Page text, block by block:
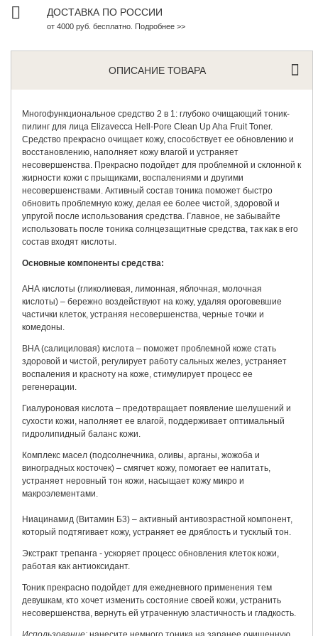
ДОСТАВКА ПО РОССИИ
от 4000 руб. бесплатно. Подробнее >>
ОПИСАНИЕ ТОВАРА
Многофункциональное средство 2 в 1: глубоко очищающийтоник-
пилинг для лица Elizavecca Hell-Pore Clean Up Aha Fruit Toner.
Средство прекрасно очищает кожу, способствует ее обновлению и
восстановлению, наполняет кожу влагой и устраняет
несовершенства. Прекрасно подойдет для проблемной и склонной к
жирности кожи с прыщиками, воспалениями и другими
несовершенствами. Активный состав тоника поможет быстро
обновить проблемную кожу, делая ее более чистой, здоровой и
упругой после использования средства. Главное, не забывайте
использовать после тоника солнцезащитные средства, так как в его
состав входят кислоты.
Основные компоненты средства:
АНА кислоты (гликолиевая, лимонная, яблочная, молочная
кислоты) – бережно воздействуют на кожу, удаляя ороговевшие
частички клеток, устраняя несовершенства, черные точки и
комедоны.
BHA (салициловая) кислота – поможет проблемной коже стать
здоровой и чистой, регулирует работу сальных желез, устраняет
воспаления и красноту на коже, стимулирует процесс ее
регенерации.
Гиалуроновая кислота – предотвращает появление шелушений и
сухости кожи, наполняет ее влагой, поддерживает оптимальный
гидролипидный баланс кожи.
Комплекс масел (подсолнечника, оливы, арганы, жожоба и
виноградных косточек) – смягчет кожу, помогает ее напитать,
устраняет неровный тон кожи, насыщает кожу микро и
макроэлементами.
Ниацинамид (Витамин Б3) – активный антивозрастной компонент,
который подтягивает кожу, устраняет ее дряблость и тусклый тон.
Экстракт трепанга - ускоряет процесс обновления клеток кожи,
работая как антиоксидант.
Тоник прекрасно подойдет для ежедневного применения тем
девушкам, кто хочет изменить состояние своей кожи, устранить
несовершенства, вернуть ей утраченную эластичность и гладкость.